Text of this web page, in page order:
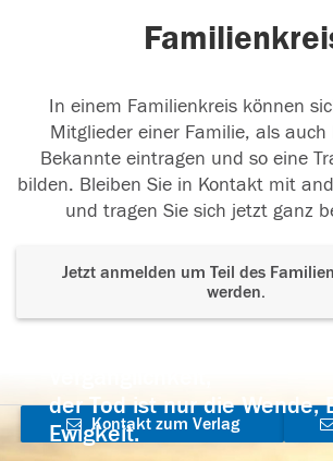
In einem Familienkreis können
Mitglieder einer Familie, als auch
Bekannte eintragen und so eine
bilden. Bleiben Sie in Kontakt mit
und tragen Sie sich jetzt ganz
Jetzt anmelden um Teil des
werden.
der Tod ist nur die Wende,
Ewigkeit.
Kontakt zum Verlag